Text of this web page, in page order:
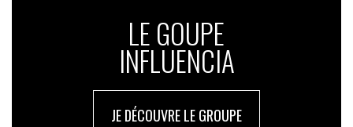
LE GOUPE
INFLUENCIA
JE DÉCOUVRE LE GROUPE